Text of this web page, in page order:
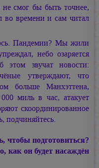
смог бы быть точнее,
во времени и сам читал
Пандемии? Мы жили
небо озаряется
этом звучат новости:
утверждают, что
больше Манхэттена,
миль в час, атакует
скоординированное
подчиняйтесь.
чтобы подготовиться?
как он будет насаждён